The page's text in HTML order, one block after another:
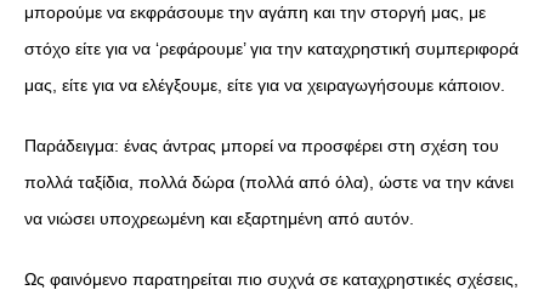
μπορούμε να εκφράσουμε την αγάπη και την στοργή μας, με
στόχο είτε για να ‘ρεφάρουμε’ για την καταχρηστική συμπεριφορά
μας, είτε για να ελέγξουμε, είτε για να χειραγωγήσουμε κάποιον.
Παράδειγμα: ένας άντρας μπορεί να προσφέρει στη σχέση του
πολλά ταξίδια, πολλά δώρα (πολλά από όλα), ώστε να την κάνει
να νιώσει υποχρεωμένη και εξαρτημένη από αυτόν.
Ως φαινόμενο παρατηρείται πιο συχνά σε καταχρηστικές σχέσεις,